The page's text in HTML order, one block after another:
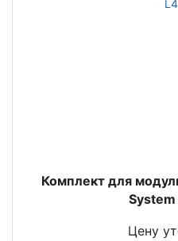
Комплект для
Цену